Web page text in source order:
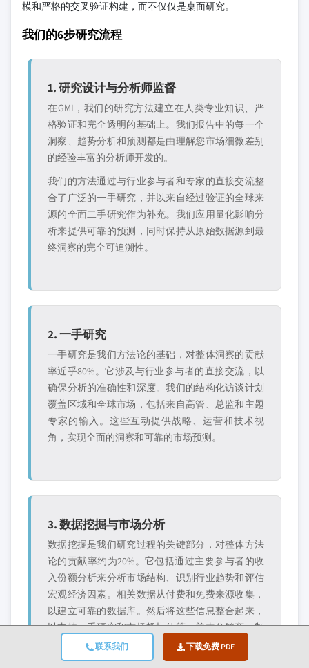
联系我们 下载免费 PDF
模和严格的交叉验证构建，而不仅仅是桌面研究。
我们的6步研究流程
1. 研究设计与分析师监督
在GMI，我们的研究方法建立在人类专业知识、严
格验证和完全透明的基础上。我们报告中的每一个
洞察、趋势分析和预测都是由理解您市场细微差别
的经验丰富的分析师开发的。
我们的方法通过与行业参与者和专家的直接交流整
合了广泛的一手研究，并以来自经过验证的全球来
源的全面二手研究作为补充。我们应用量化影响分
析来提供可靠的预测，同时保持从原始数据源到最
终洞察的完全可追溯性。
2. 一手研究
一手研究是我们方法论的基础，对整体洞察的贡献
率近乎80%。它涉及与行业参与者的直接交流，以
确保分析的准确性和深度。我们的结构化访谈计划
覆盖区域和全球市场，包括来自高管、总监和主题
专家的输入。这些互动提供战略、运营和技术视
角，实现全面的洞察和可靠的市场预测。
3. 数据挖掘与市场分析
数据挖掘是我们研究过程的关键部分，对整体方法
论的贡献率约为20%。它包括通过主要参与者的收
入份额分析来分析市场结构、识别行业趋势和评估
宏观经济因素。相关数据从付费和免费来源收集，
以建立可靠的数据库。然后将这些信息整合起来，
以支持一手研究和市场规模估算，并由分销商、制
造商和协会等关键利益相关者进行验证。